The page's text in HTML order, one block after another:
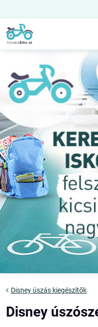
Disney úszás kiegészítők
Disney